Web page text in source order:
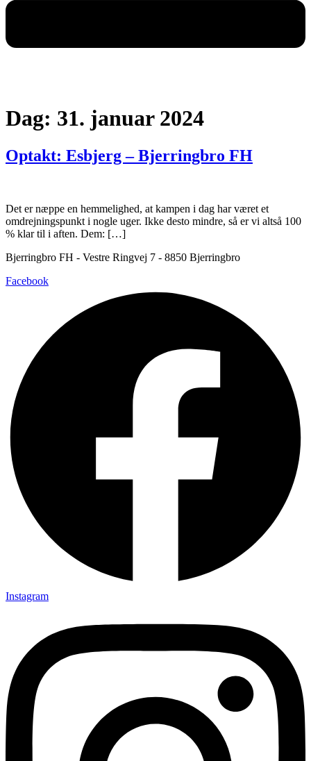
Dag: 31. januar 2024
Optakt: Esbjerg – Bjerringbro FH
Det er næppe en hemmelighed, at kampen i dag har været et
omdrejningspunkt i nogle uger. Ikke desto mindre, så er vi altså 100
% klar til i aften. Dem: […]
Bjerringbro FH - Vestre Ringvej 7 - 8850 Bjerringbro
Facebook
Instagram